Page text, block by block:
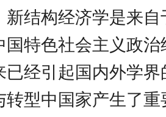
结构经济学是来自
特色社会主义政治
经引起国内外学界
型中国家产生了重